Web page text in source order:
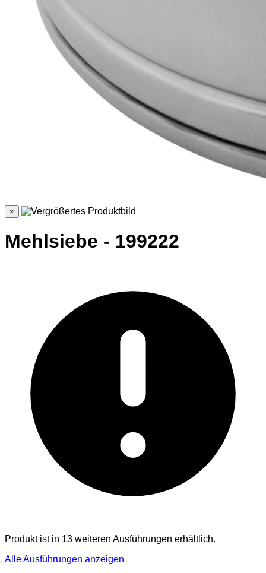
×
Mehlsiebe - 199222
Produkt ist in 13 weiteren Ausführungen erhältlich.
Alle Ausführungen anzeigen